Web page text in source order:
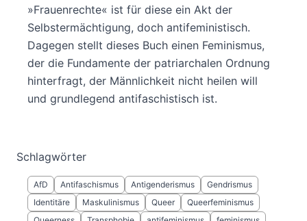
»Frauenrechte« ist für diese ein Akt der
Selbstermächtigung, doch antifeministisch.
Dagegen stellt dieses Buch einen Feminismus,
der die Fundamente der patriarchalen Ordnung
hinterfragt, der Männlichkeit nicht heilen will
und grundlegend antifaschistisch ist.
Schlagwörter
AfD Antifaschismus Antigenderismus
Gendrismus
Identitäre
Maskulinismus Queer
Queerfeminismus